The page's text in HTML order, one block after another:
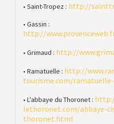
• Saint-Tropez : http://
• Gassin :
http://
• Grimaud : http://
• Ramatuelle : http://
tourisme.com/
• L'abbaye du Thoronet :
lethoronet.com/abbaye-
thoronet.html